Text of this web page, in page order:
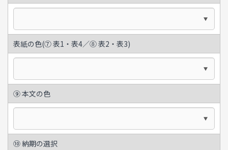
表紙の色(⑦ 表1・表4／⑧ 表2・表3)
⑨ 本文の色
⑩ 納期の選択